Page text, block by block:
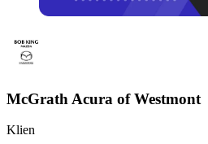
McGrath Acura of Westmont
Klien